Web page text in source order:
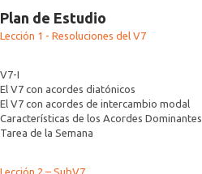
Plan de Estudio
Lección 1 - Resoluciones del V7
V7-I
El V7 con acordes diatónicos
El V7 con acordes de intercambio modal
Características de los Acordes Dominantes
Tarea de la Semana
Lección 2 – SubV7